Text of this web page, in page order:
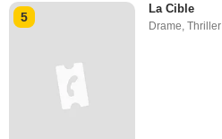
5
La Cible
Drame ,Thriller